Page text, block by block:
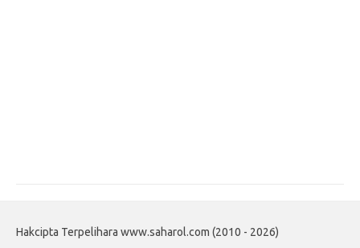
Hakcipta Terpelihara www.saharol.com (2010 - 2026)